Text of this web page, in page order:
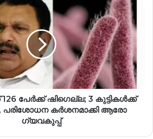
പേർക്ക് ഷിഗെല്ല; 3 കുട്ടികൾക്ക്
കർശനമാക്കി ആരോ​
ഗ്യവകുപ്പ്